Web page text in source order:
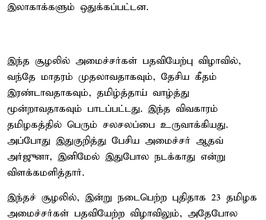
இலாகாக்களும் ஒதுக்கப்பட்டன.
இந்த சூழலில் அமைச்சர்கள் பதவியேற்பு விழாவில்,
வந்தே மாதரம் முதலாவதாகவும், தேசிய கீதம்
இரண்டாவதாகவும், தமிழ்த்தாய் வாழ்த்து
மூன்றாவதாகவும் பாடப்பட்டது. இந்த விவகாரம்
தமிழகத்தில் பெரும் சலசலப்பை உருவாக்கியது.
அப்போது இதுகுறித்து பேசிய அமைச்சர் ஆதவ்
அர்ஜுனா, இனிமேல் இதுபோல நடக்காது என்று
விளக்கமளித்தார்.
இந்தச் சூழலில், இன்று நடைபெற்ற புதிதாக 23 தமிழக
அமைச்சர்கள் பதவியேற்ற விழாவிலும், அதேபோல